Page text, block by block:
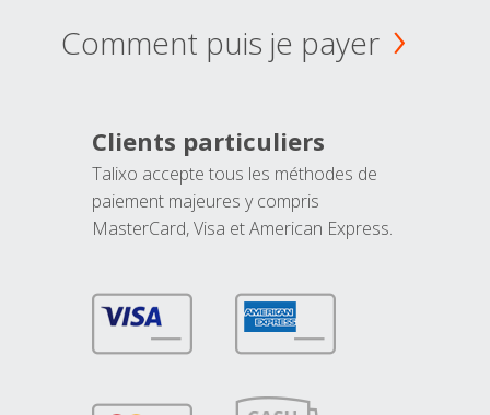
Comment puis je payer
Clients particuliers
Talixo accepte tous les méthodes de
paiement majeures y compris
MasterCard, Visa et American Express.